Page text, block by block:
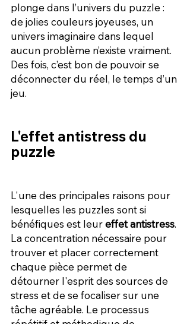
plonge dans l’univers du puzzle :
de jolies couleurs joyeuses, un
univers imaginaire dans lequel
aucun problème n’existe vraiment.
Des fois, c’est bon de pouvoir se
déconnecter du réel, le temps d’un
jeu.
L'effet antistress du
puzzle
L'une des principales raisons pour
lesquelles les puzzles sont si
bénéfiques est leur effet antistress.
La concentration nécessaire pour
trouver et placer correctement
chaque pièce permet de
détourner l'esprit des sources de
stress et de se focaliser sur une
tâche agréable. Le processus